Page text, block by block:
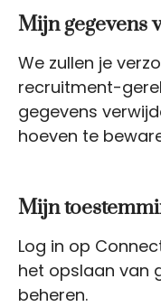
Mijn gegevens
We zullen je
recruitment-
gegevens
hoeven te
Mijn
Log in op
het opslaan van
beheren.